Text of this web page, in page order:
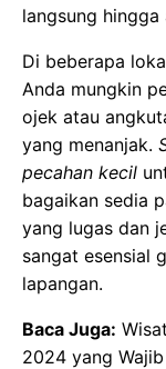
langsung
Di beberapa
Anda mungkin
ojek atau
yang menanjak.
pecahan kecil
bagaikan sedia
yang lugas dan
sangat esensial
lapangan.
Baca Juga:
2024 yang